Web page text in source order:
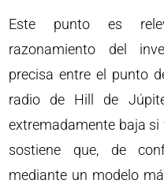
Este punto es
razonamiento del
precisa entre el punto
radio de Hill de
extremadamente baja si
sostiene que, de
mediante un modelo